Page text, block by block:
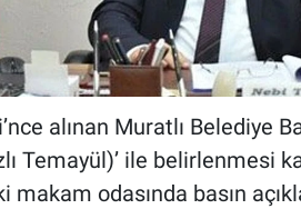
alınan Muratlı Belediye
Temayül)’ ile belirlenmesi
makam odasında basın